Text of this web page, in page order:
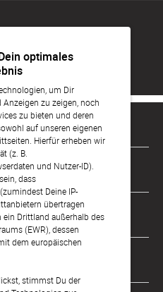
optimales
um Dir
zu zeigen, noch
zu bieten und deren
auf unseren eigenen
Hierfür erheben wir
(z. B.
und Nutzer-ID).
dass
Deine IP-
übertragen
Drittland außerhalb des
(EWR), dessen
dem europäischen
stimmst Du der